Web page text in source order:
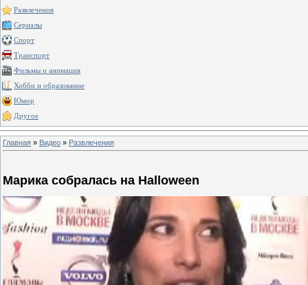
Развлечения
Сериалы
Спорт
Транспорт
Фильмы и анимация
Хобби и образование
Юмор
Другое
Главная » Видео » Развлечения
Марика собралась на Halloween